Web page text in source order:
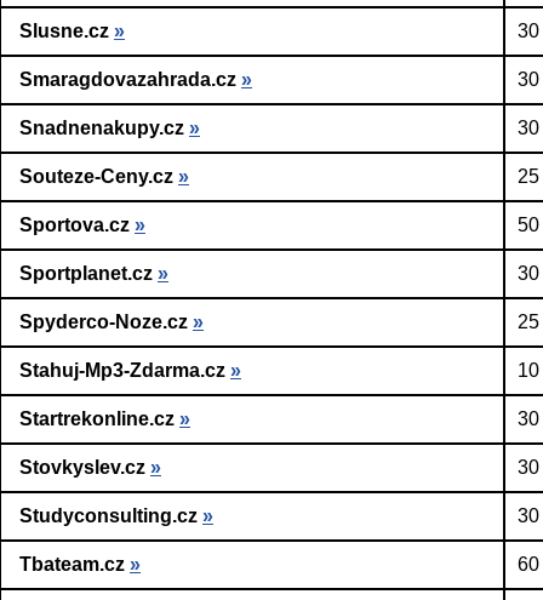
Slusne.cz » 30
Smaragdovazahrada.cz » 30
Snadnenakupy.cz » 30
Souteze-Ceny.cz »
Sportova.cz » 50
Sportplanet.cz » 30
Spyderco-Noze.cz »
Stahuj-Mp3-Zdarma.cz »
Startrekonline.cz » 30
Stovkyslev.cz » 30
Studyconsulting.cz » 30
Tbateam.cz » 60